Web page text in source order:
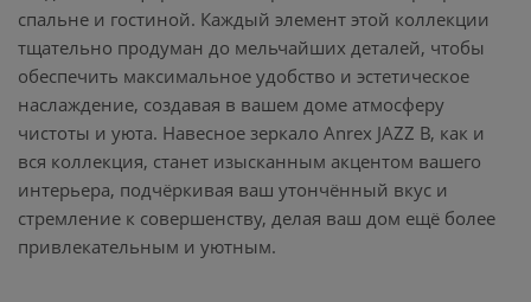
спальне и гостиной. Каждый элемент этой коллекции
тщательно продуман до мельчайших деталей, чтобы
обеспечить максимальное удобство и эстетическое
наслаждение, создавая в вашем доме атмосферу
чистоты и уюта. Навесное зеркало Anrex JAZZ B, как и
вся коллекция, станет изысканным акцентом вашего
интерьера, подчёркивая ваш утончённый вкус и
стремление к совершенству, делая ваш дом ещё более
привлекательным и уютным.